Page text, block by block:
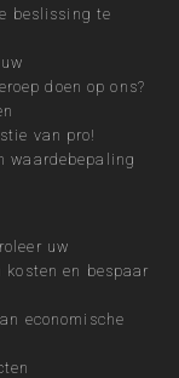
beslissing te
doen op ons?
van pro!
waardebepaling
uw
kosten en bespaar
economische